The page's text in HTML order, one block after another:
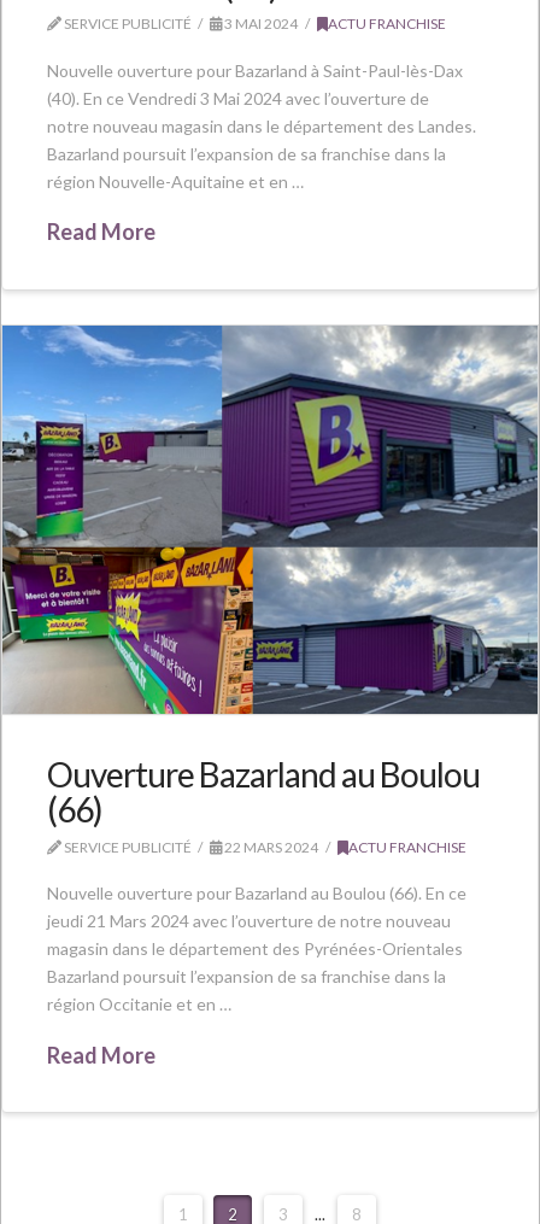
SERVICE PUBLICITÉ 3 MAI 2024 ACTU FRANCHISE
Nouvelle ouverture pour Bazarland à Saint-Paul-lès-Dax
(40). En ce Vendredi 3 Mai 2024 avec l’ouverture de
notre nouveau magasin dans le département des Landes.
Bazarland poursuit l’expansion de sa franchise dans la
région Nouvelle-Aquitaine et en …
Read More
Ouverture Bazarland au Boulou
(66)
SERVICE PUBLICITÉ 22 MARS 2024 ACTU FRANCHISE
Nouvelle ouverture pour Bazarland au Boulou (66). En ce
jeudi 21 Mars 2024 avec l’ouverture de notre nouveau
magasin dans le département des Pyrénées-Orientales
Bazarland poursuit l’expansion de sa franchise dans la
région Occitanie et en …
Read More
1 2 3 ... 8